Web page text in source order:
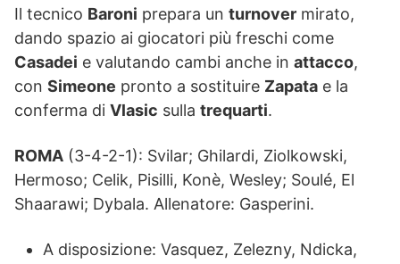
Il tecnico Baroni prepara un turnover mirato,
dando spazio ai giocatori più freschi come
Casadei e valutando cambi anche in attacco,
con Simeone pronto a sostituire Zapata e la
conferma di Vlasic sulla trequarti.
ROMA (3-4-2-1): Svilar; Ghilardi, Ziolkowski,
Hermoso; Celik, Pisilli, Konè, Wesley; Soulé, El
Shaarawi; Dybala. Allenatore: Gasperini.
A disposizione: Vasquez, Zelezny, Ndicka,